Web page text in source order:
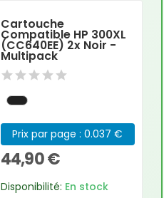
Cartouche
Compatible HP 300XL
(CC640EE) 2x Noir -
Multipack
Prix par page : 0.037 €
44,90 €
Disponibilité: En stock